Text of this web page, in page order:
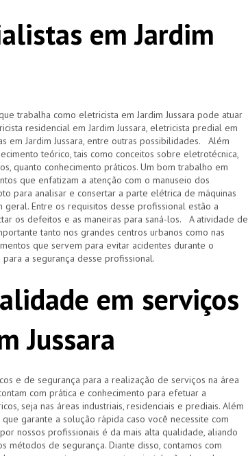
em Jardim
trabalha como eletricista em Jardim Jussara pode atuar
residencial em Jardim Jussara, eletricista predial em
em Jardim Jussara, entre outras possibilidades. Além
teórico, tais como conceitos sobre eletrotécnica,
quanto conhecimento práticos. Um bom trabalho em
que enfatizam a atenção com o manuseio dos
para analisar e consertar a parte elétrica de máquinas
Entre os requisitos desse profissional estão a
os defeitos e as maneiras para saná-los. A atividade de
tanto nos grandes centros urbanos como nas
que servem para evitar acidentes durante o
a segurança desse profissional.
em serviços
Jussara
e de segurança para a realização de serviços na área
com prática e conhecimento para efetuar a
seja nas áreas industriais, residenciais e prediais. Além
garante a solução rápida caso você necessite com
nossos profissionais é da mais alta qualidade, aliando
métodos de segurança. Diante disso, contamos com